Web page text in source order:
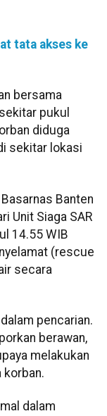
tata akses ke
bersama
pukul
diduga
sekitar lokasi
Banten
Unit Siaga SAR
14.55 WIB
(rescue
secara
pencarian.
berawan,
melakukan
korban.
dalam